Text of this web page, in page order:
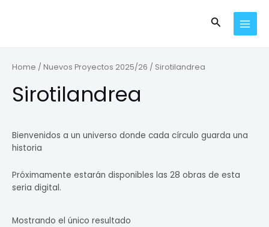
Buscar
Home / Nuevos Proyectos 2025/26 / Sirotilandrea
Sirotilandrea
Bienvenidos a un universo donde cada círculo guarda una
historia
Próximamente estarán disponibles las 28 obras de esta
seria digital.
Mostrando el único resultado